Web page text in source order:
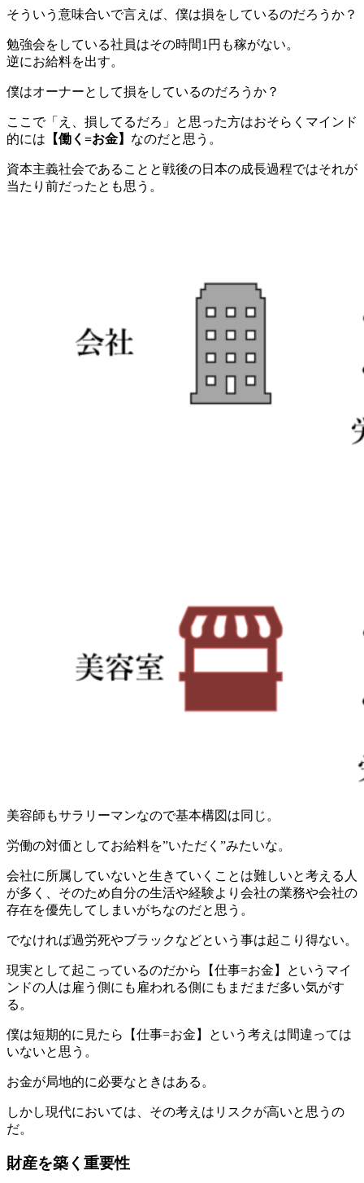
そういう意味合いで言えば、僕は損をしているのだろうか？
勉強会をしている社員はその時間1円も稼がない。
逆にお給料を出す。
僕はオーナーとして損をしているのだろうか？
ここで「え、損してるだろ」と思った方はおそらくマインド
的には 【働く=お金】 なのだと思う。
資本主義社会であることと戦後の日本の成長過程ではそれが
当たり前だったとも思う。
美容師もサラリーマンなので基本構図は同じ。
労働の対価としてお給料を”いただく”みたいな。
会社に所属していないと生きていくことは難しいと考える人
が多く、そのため自分の生活や経験より会社の業務や会社の
存在を優先してしまいがちなのだと思う。
でなければ過労死やブラックなどという事は起こり得ない。
現実として起こっているのだから【仕事=お金】というマイ
ンドの人は雇う側にも雇われる側にもまだまだ多い気がす
る。
僕は短期的に見たら【仕事=お金】という考えは間違っては
いないと思う。
お金が局地的に必要なときはある。
しかし現代においては、その考えはリスクが高いと思うの
だ。
財産を築く重要性